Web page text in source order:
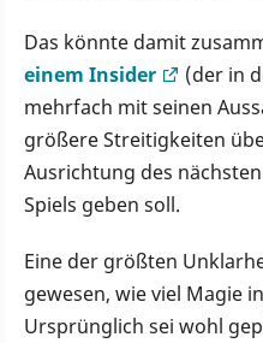
Das könnte damit
einem Insider
(der in
mehrfach mit seinen
größere Streitigkeiten
Ausrichtung des
Spiels geben soll.
Eine der größten
gewesen, wie viel Magie
Ursprünglich sei wohl